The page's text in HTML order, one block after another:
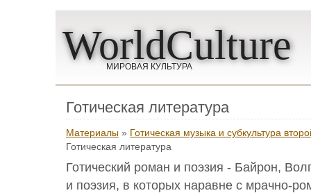
WorldCulture
МИРОВАЯ КУЛЬТУРА
Готическая литература
Материалы » Готическая музыка и субкультура
Готическая литература
Готический роман и поэзия - Байрон,
и поэзия, в которых наравне с мрачно-